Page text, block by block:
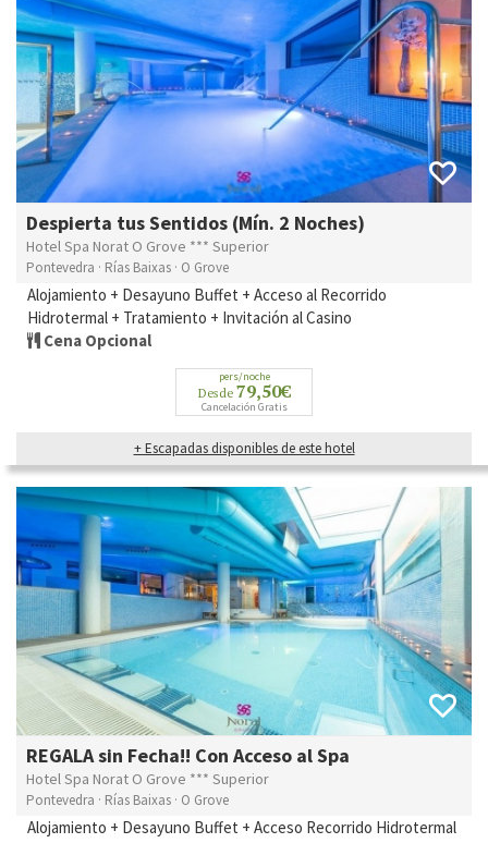
Despierta tus Sentidos (Mín. 2 Noches)
Hotel Spa Norat O Grove *** Superior
Pontevedra · Rías Baixas · O Grove
Alojamiento + Desayuno Buffet + Acceso al Recorrido
Hidrotermal + Tratamiento + Invitación al Casino
Cena Opcional
pers/noche
Desde 79,50€
Cancelación Gratis
+ Escapadas disponibles de este hotel
REGALA sin Fecha!! Con Acceso al Spa
Hotel Spa Norat O Grove *** Superior
Pontevedra · Rías Baixas · O Grove
Alojamiento + Desayuno Buffet + Acceso Recorrido Hidrotermal